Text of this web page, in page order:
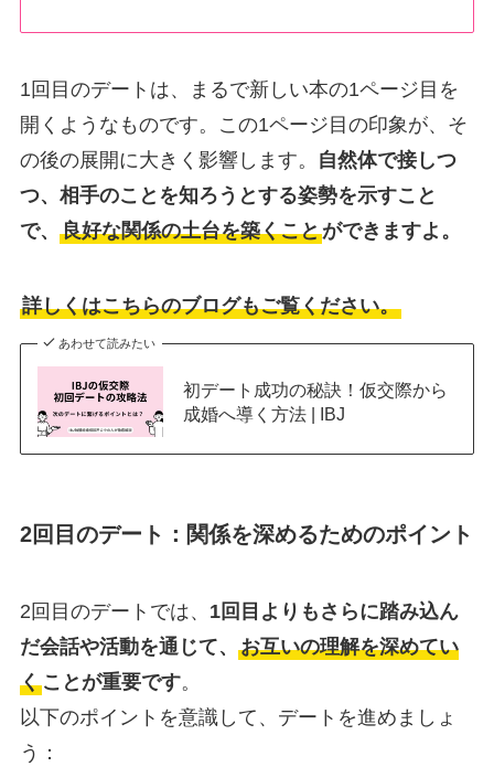
1回目のデートは、まるで新しい本の1ページ目を
開くようなものです。この1ページ目の印象が、そ
の後の展開に大きく影響します。
自然体で接しつ
つ、相手のことを知ろうとする姿勢を示すこと
で、 良好な関係の土台を築くことができますよ。
詳しくはこちらのブログもご覧ください。
あわせて読みたい
初デート成功の秘訣！仮交際から
成婚へ導く方法 | IBJ
2回目のデート：関係を深めるためのポイント
2回目のデートでは、 1回目よりもさらに踏み込ん
だ会話や活動を通じて、 お互いの理解を深めてい
くことが重要です。
以下のポイントを意識して、デートを進めましょ
う：